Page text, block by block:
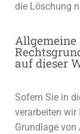
die Löschung
Allgemeine
auf dieser
Sofern Sie in
verarbeiten wir
Grundlage von